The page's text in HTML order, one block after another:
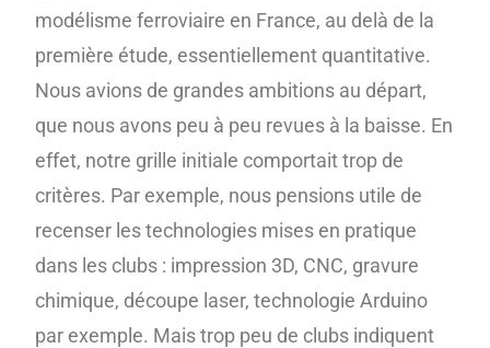
modélisme ferroviaire en France, au delà de la
première étude, essentiellement quantitative.
Nous avions de grandes ambitions au départ,
que nous avons peu à peu revues à la baisse. En
effet, notre grille initiale comportait trop de
critères. Par exemple, nous pensions utile de
recenser les technologies mises en pratique
dans les clubs : impression 3D, CNC, gravure
chimique, découpe laser, technologie Arduino
par exemple. Mais trop peu de clubs indiquent